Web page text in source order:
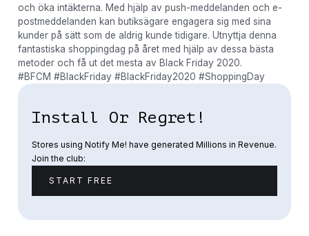
och öka intäkterna. Med hjälp av push-meddelanden och e-
postmeddelanden kan butiksägare engagera sig med sina
kunder på sätt som de aldrig kunde tidigare. Utnyttja denna
fantastiska shoppingdag på året med hjälp av dessa bästa
metoder och få ut det mesta av Black Friday 2020.
#BFCM #BlackFriday #BlackFriday2020 #ShoppingDay
Install Or Regret!
Stores using Notify Me! have generated Millions in Revenue.
Join the club:
START FREE